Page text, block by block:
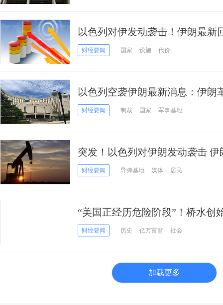
以色列对伊发动袭击！伊朗最新
将付出沉重代价！
财经要闻 国家 设施 代价
以色列空袭伊朗最新消息：伊朗
暗杀 这两个国家罕见谴责！
财经要闻 制裁 国家 军事基地
突发！以色列对伊朗发动袭击
暗杀
财经要闻 导弹基地 媒体 居民
“美国正经历危险阶段”！桥水创
美国接近崩溃
财经要闻 历史 亿万富翁 社会
加载更多